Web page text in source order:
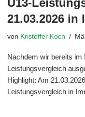
21.03.2026 in
von Kristoffer Koch
Nachdem wir bereits im
Leistungsvergleich
Highlight: Am
Leistungsvergleich in